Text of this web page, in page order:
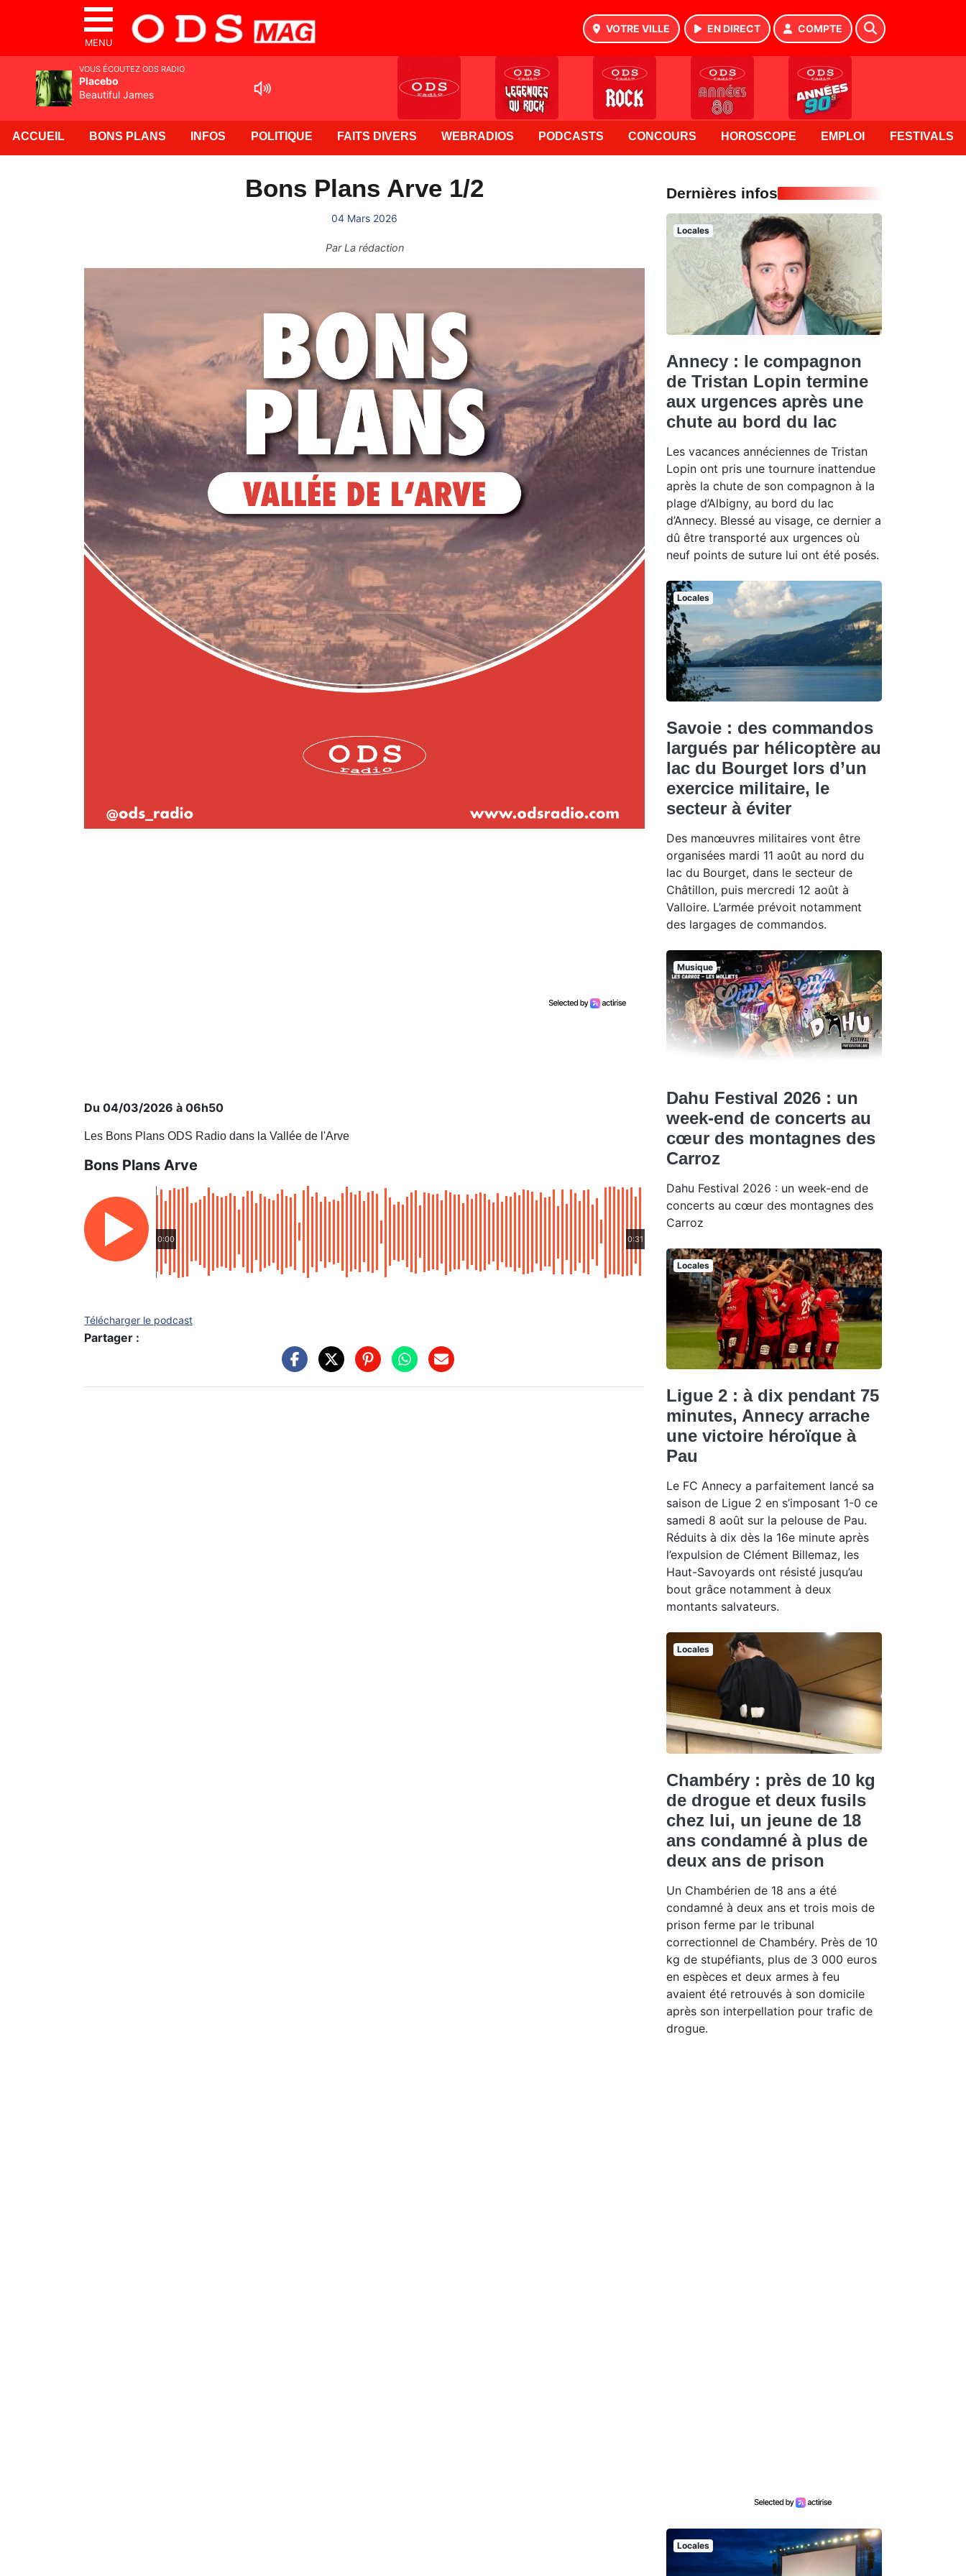
MENU
VOTRE VILLE EN DIRECT COMPTE
ACCUEIL BONS PLANS INFOS POLITIQUE FAITS DIVERS WEBRADIOS PODCASTS CONCOURS HOROSCOPE EMPLOI FESTIVALS
Bons Plans Arve 1/2
04 Mars 2026
ParLa rédaction
Du 04/03/2026 à 06h50
Les Bons Plans ODS Radio dans la Vallée de l'Arve
Bons Plans Arve
0:00 0:31
Télécharger le podcast
Partager :
Dernières infos
Locales
Annecy : le compagnon
de Tristan Lopin termine
aux urgences après une
chute au bord du lac
Les vacances annéciennes de Tristan
Lopin ont pris une tournure inattendue
après la chute de son compagnon à la
plage d’Albigny, au bord du lac
d’Annecy. Blessé au visage, ce dernier a
dû être transporté aux urgences où
neuf points de suture lui ont été posés.
Locales
Savoie : des commandos
largués par hélicoptère au
lac du Bourget lors d’un
exercice militaire, le
secteur à éviter
Des manœuvres militaires vont être
organisées mardi 11 août au nord du
lac du Bourget, dans le secteur de
Châtillon, puis mercredi 12 août à
Valloire. L’armée prévoit notamment
des largages de commandos.
Musique
Dahu Festival 2026 : un
week-end de concerts au
cœur des montagnes des
Carroz
Dahu Festival 2026 : un week-end de
concerts au cœur des montagnes des
Carroz
Locales
Ligue 2 : à dix pendant 75
minutes, Annecy arrache
une victoire héroïque à
Pau
Le FC Annecy a parfaitement lancé sa
saison de Ligue 2 en s’imposant 1-0 ce
samedi 8 août sur la pelouse de Pau.
Réduits à dix dès la 16e minute après
l’expulsion de Clément Billemaz, les
Haut-Savoyards ont résisté jusqu’au
bout grâce notamment à deux
montants salvateurs.
Locales
Chambéry : près de 10 kg
de drogue et deux fusils
chez lui, un jeune de 18
ans condamné à plus de
deux ans de prison
Un Chambérien de 18 ans a été
condamné à deux ans et trois mois de
prison ferme par le tribunal
correctionnel de Chambéry. Près de 10
kg de stupéfiants, plus de 3 000 euros
en espèces et deux armes à feu
avaient été retrouvés à son domicile
après son interpellation pour trafic de
drogue.
Locales
VOUS ÉCOUTEZ ODS RADIO
Placebo
Beautiful James